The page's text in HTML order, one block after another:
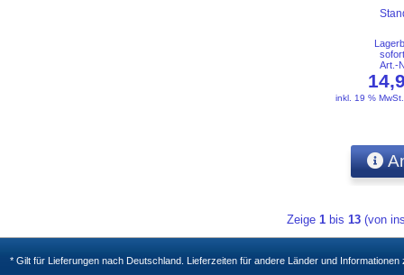
Art.-
inkl. 19 %
Zeige1 bis13 (von
* Gilt für Lieferungen nach Deutschland. Lieferzeiten für andere Länder und